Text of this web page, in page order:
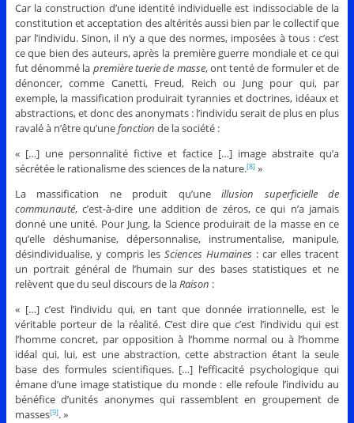
Car la construction d’une identité individuelle est indissociable de la
constitution et acceptation des altérités aussi bien par le collectif que
par l’individu. Sinon, il n’y a que des normes, imposées à tous : c’est
ce que bien des auteurs, après la première guerre mondiale et ce qui
fut dénommé la première tuerie de masse, ont tenté de formuler et de
dénoncer, comme Canetti, Freud, Reich ou Jung pour qui, par
exemple, la massification produirait tyrannies et doctrines, idéaux et
abstractions, et donc des anonymats : l’individu serait de plus en plus
ravalé à n’être qu’unefonction de la société :
« […] une personnalité fictive et factice […] image abstraite qu’a
sécrétée le rationalisme des sciences de la nature.[8]»
La massification ne produit qu’uneillusion superficielle de
communauté, c’est-à-dire une addition de zéros, ce qui n’a jamais
donné une unité. Pour Jung, la Science produirait de la masse en ce
qu’elle déshumanise, dépersonnalise, instrumentalise, manipule,
désindividualise, y compris les Sciences Humaines : car elles tracent
un portrait général de l’humain sur des bases statistiques et ne
relèvent que du seul discours de laRaison :
« […] c’est l’individu qui, en tant que donnée irrationnelle, est le
véritable porteur de la réalité. C’est dire que c’est l’individu qui est
l’homme concret, par opposition à l’homme normal ou à l’homme
idéal qui, lui, est une abstraction, cette abstraction étant la seule
base des formules scientifiques. […] l’efficacité psychologique qui
émane d’une image statistique du monde : elle refoule l’individu au
bénéfice d’unités anonymes qui rassemblent en groupement de
masses[9]. »